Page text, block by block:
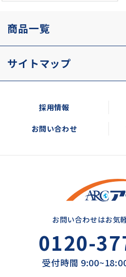
商品一覧
サイトマップ
採用情報
お問い合わせ
お問い合わせはお気
0120-
受付時間